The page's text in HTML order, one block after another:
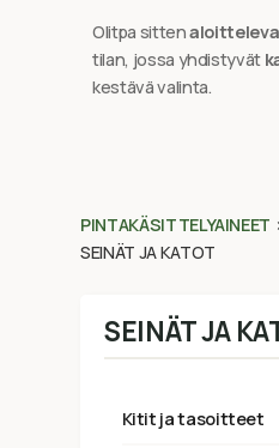
Olitpa sitten
tilan, jossa yhdistyvät
kestävä valinta.
PINTAKÄSITTELYAINEET
SEINÄT JA KATOT
SEINÄT JA
kitit ja tasoitteet